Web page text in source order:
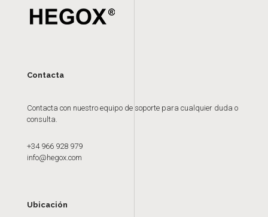
Contacta
Contacta con nuestro equipo de soporte para cualquier duda o
consulta.
+34 966 928 979
info@hegox.com
Ubicación